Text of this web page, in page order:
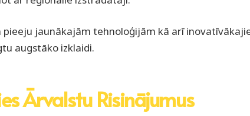
pieeju jaunākajām tehnoloģijām kā arī
augstāko izklaidi.
Ārvalstu Risinājumus